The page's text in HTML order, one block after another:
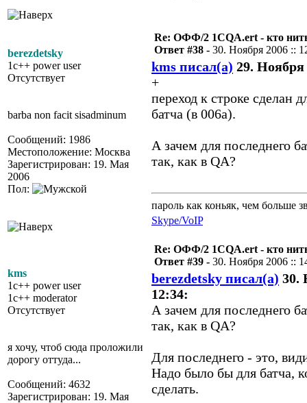
berezdetsky
1c++ power user
Отсутствует
barba non facit sisadminum
Сообщений: 1986
Местоположение: Москва
Зарегистрирован: 19. Мая
2006
Пол:
Re: ОФФ/2 1CQA.ert - кто
Ответ #38 - 30. Ноября 2006 ::
kms писал(а) 29. Ноября
+
переход к строке сделан
батча (в 006a).
А зачем для последнего
так, как в QA?
пароль как коньяк, чем больше
Skype/VoIP
kms
1c++ power user
1c++ moderator
Отсутствует
я хочу, чтоб сюда проложили
дорогу оттуда...
Сообщений: 4632
Зарегистрирован: 19. Мая
Re: ОФФ/2 1CQA.ert - кто
Ответ #39 - 30. Ноября 2006 ::
berezdetsky писал(а) 30.
12:34:
А зачем для последнего
так, как в QA?
Для последнего - это,
Надо было бы для батча,
сделать.